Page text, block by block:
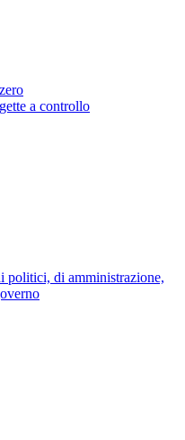
a controllo
politici, di amministrazione,